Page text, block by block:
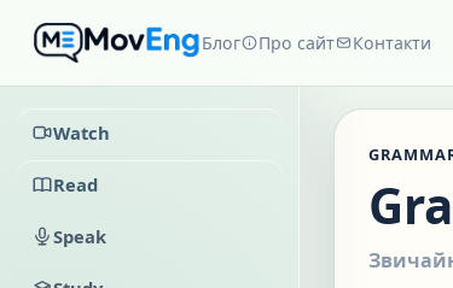
Блог Про сайт Контакти
Watch
Read
Speak